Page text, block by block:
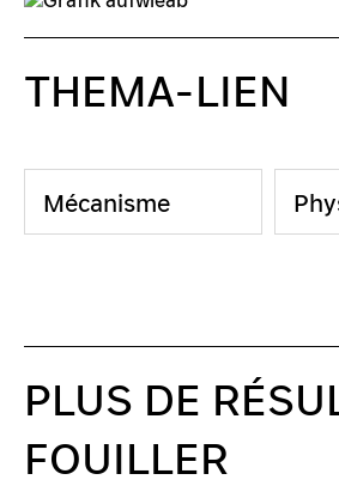
THEMA-LIEN
Mécanisme
PLUS DE
FOUILLER